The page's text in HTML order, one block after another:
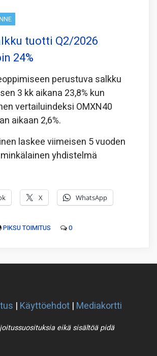
tuotti Q2/2026
24%
perustuva salkku
3 kk aikana 23,8% kun
vertailuindeksi OMXN40
aikaan 2,6%.
laskee viimeisen 5 vuoden
yhdistelmä
X WhatsApp
PIKSU TOIMITUS 0
| Käyttöehdot | Mediakortti
eikä sisältöä pidä